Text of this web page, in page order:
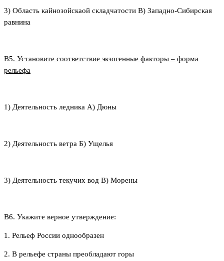
3) Область кайнозойскаой складчатости В) Западно-Сибирская
равнина
В5. Установите соответствие экзогенные факторы – форма
рельефа
1) Деятельность ледника А) Дюны
2) Деятельность ветра Б) Ущелья
3) Деятельность текучих вод В) Морены
В6. Укажите верное утверждение:
1. Рельеф России однообразен
2. В рельефе страны преобладают горы